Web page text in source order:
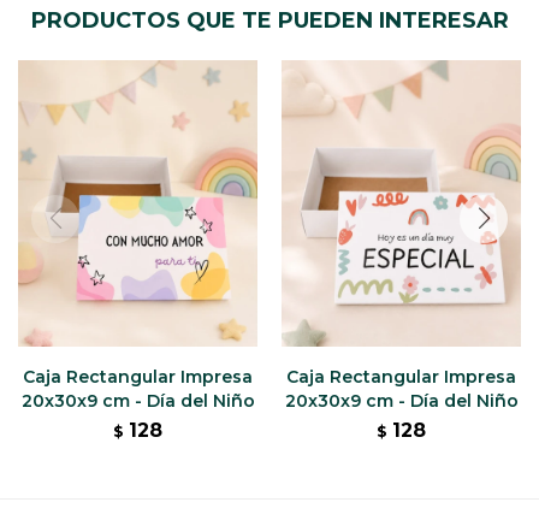
PRODUCTOS QUE TE PUEDEN INTERESAR
Caja Rectangular Impresa
20x30x9 cm - Día del Niño
$ 128
Caja Rectangular Impresa
20x30x9 cm - Día del Niño
$ 128